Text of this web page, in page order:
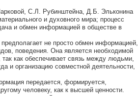
С.Л. Рубинштейна, Д.Б. Эльконина
и духовного мира; процесс
и обмен информацией в обществе в
не просто обмен информацией,
поведения. Она является необходимой
как обеспечивает связь между людьми,
и организацию совместной деятельности,
передается, формируется,
человеку, как к высшей ценности.